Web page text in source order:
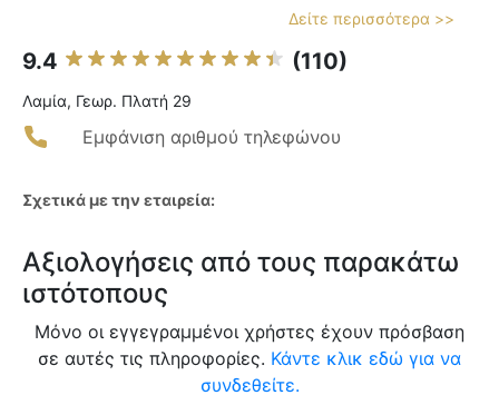
Δείτε περισσότερα >>
9.4 (110)
Λαμία, Γεωρ. Πλατή 29
Εμφάνιση αριθμού τηλεφώνου
Σχετικά με την εταιρεία:
Αξιολογήσεις από τους παρακάτω
ιστότοπους
Μόνο οι εγγεγραμμένοι χρήστες έχουν πρόσβαση
σε αυτές τις πληροφορίες. Κάντε κλικ εδώ για να
συνδεθείτε.